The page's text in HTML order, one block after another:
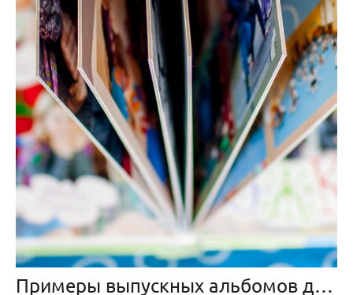
Примеры выпускных альбомов для детского сада.